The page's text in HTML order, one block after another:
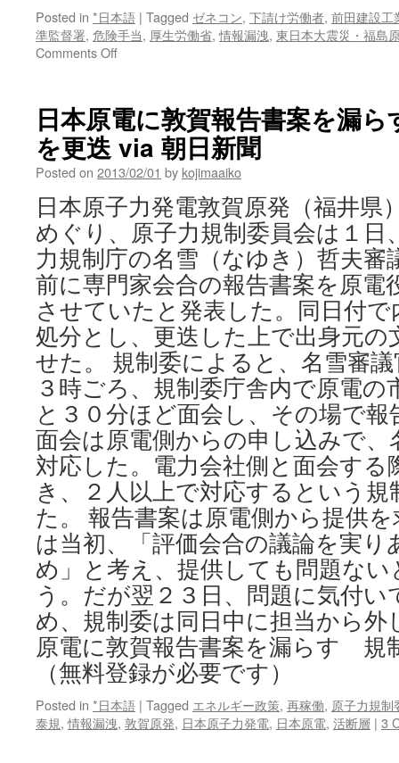
Posted in *日本語 | Tagged ゼネコン, 下請け労働者, 前田建設工
準監督署, 危険手当, 厚生労働省,情報漏洩, 東日本大震災・福島
Comments Offon
手
当
の
抜
き
打
ち
査
情
報
が
漏
洩
業
者、
不
払
い
口
止
め
via
朝
日
聞
日本原電に敦賀報告書案を漏
を更迭 via 朝日新聞
Posted on 2013/02/01 by kojimaaiko
日本原子力発電敦賀原発（福井県
めぐり、原子力規制委員会は１日
力規制庁の名雪（なゆき）哲夫審
前に専門家会合の報告書案を原電
させていたと発表した。同日付
処分とし、更迭した上で出身元の
せた。 規制委によると、名雪審
３時ごろ、規制委庁舎内で原電の
と３０分ほど面会し、その場で
面会は原電側からの申し込みで、
対応した。電力会社側と面会す
き、２人以上で対応するという
た。 報告書案は原電側から提供
は当初、「評価会合の議論を実
め」と考え、提供しても問題な
う。だが翌２３日、問題に気付
め、規制委は同日中に担当から
原電に敦賀報告書案を漏らす
（無料登録が必要です）
Posted in *日本語 | Tagged エネルギー政策, 再稼働, 原子力規制
泰規,情報漏洩, 敦賀原発, 日本原子力発電, 日本原電, 活断層 | 3